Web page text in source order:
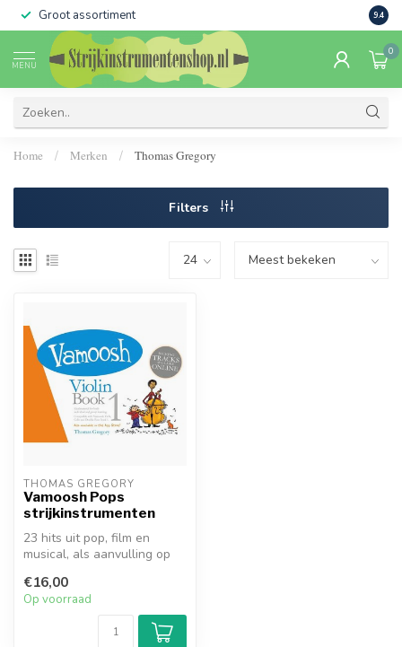
Groot assortiment 9.4
MENU
0
Home / Merken / Thomas Gregory
Filters
THOMAS GREGORY
Vamoosh Pops
strijkinstrumenten
23 hits uit pop, film en
musical, als aanvulling op
les...
€16,00
Op voorraad